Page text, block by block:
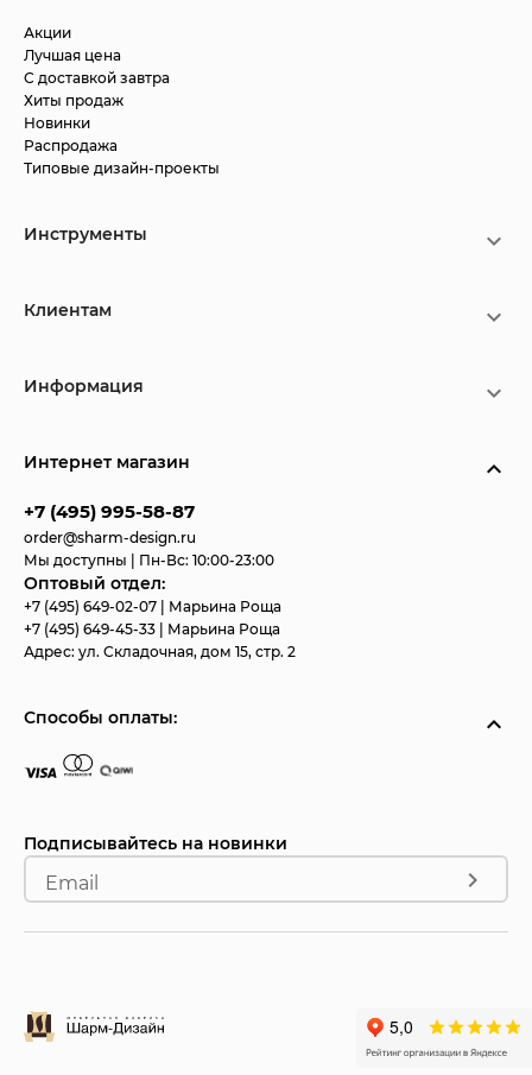
Акции
Лучшая цена
С доставкой завтра
Хиты продаж
Новинки
Распродажа
Типовые дизайн-проекты
Инструменты
Клиентам
Информация
Интернет магазин
+7 (495) 995-58-87
order@sharm-design.ru
Мы доступны | Пн-Вс: 10:00-23:00
Оптовый отдел:
+7 (495) 649-02-07 | Марьина Роща
+7 (495) 649-45-33 | Марьина Роща
Адрес: ул. Складочная, дом 15, стр. 2
Способы оплаты:
Подписывайтесь на новинки
Email